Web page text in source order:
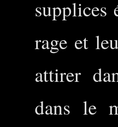
supplices
rage et
attirer
dans le